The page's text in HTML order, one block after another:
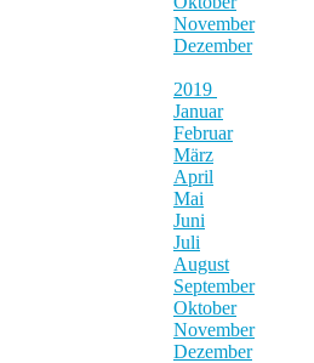
November
Dezember
2019
Januar
Februar
März
April
Mai
Juni
Juli
August
September
Oktober
November
Dezember